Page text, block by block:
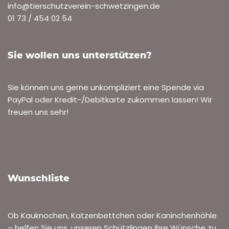
info@tierschutzverein-schwetzingen.de
01 73 / 454 02 54
Sie wollen uns unterstützen?
Sie können uns gerne unkompliziert eine Spende via
PayPal oder Kredit-/Debitkarte zukommen lassen! Wir
freuen uns sehr!
Wunschliste
Ob Kauknochen, Katzenbettchen oder Kaninchenhöhle